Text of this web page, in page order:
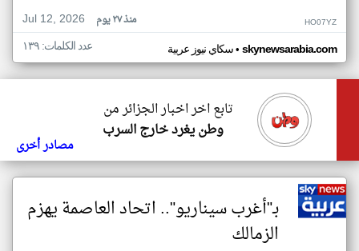
Jul 12, 2026
منذ ٢٧ يوم HO07YZ
سكاي نيوز عربية• skynewsarabia.com عدد الكلمات: ١٣٩
تابع اخر اخبار الجزائر من
وطن يغرد خارج السرب
مصادر أخرى
بـ"أغرب سيناريو".. اتحاد العاصمة يهزم
الزمالك